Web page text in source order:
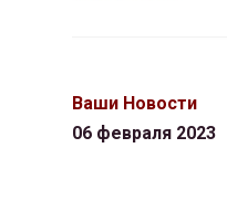
Ваши Новости
06 февраля 2023